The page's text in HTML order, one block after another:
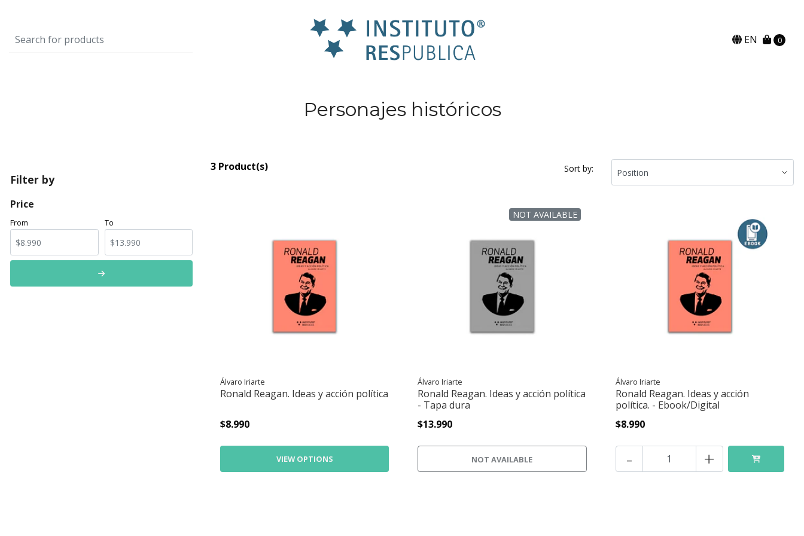
EN 0
Personajes históricos
Filter by
Price
From To
3 Product(s) Sort by:
Álvaro Iriarte
Ronald Reagan. Ideas y acción política
$8.990
VIEW OPTIONS
NOT AVAILABLE
Álvaro Iriarte
Ronald Reagan. Ideas y acción política
- Tapa dura
$13.990
NOT AVAILABLE
Álvaro Iriarte
Ronald Reagan. Ideas y acción
política. - Ebook/Digital
$8.990
- +